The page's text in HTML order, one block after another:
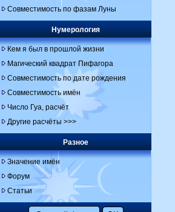
Совместимость по фазам Луны
Нумерология
Кем я был в прошлой жизни
Магический квадрат Пифагора
Совместимость по дате рождения
Совместимость имён
Число Гуа, расчёт
Другие расчёты >>>
Разное
Значение имён
Форум
Статьи